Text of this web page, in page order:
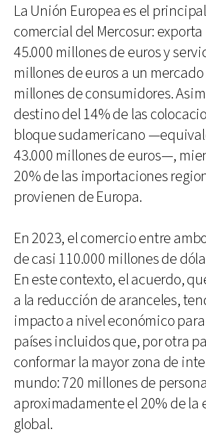
La Unión Europea es el
comercial del Mercosur:
45.000 millones de euros y
millones de euros a un mercado
millones de consumidores.
destino del 14% de las
bloque sudamericano
43.000 millones de euros—,
20% de las importaciones
provienen de Europa.
En 2023, el comercio entre
de casi 110.000 millones de
En este contexto, el acuerdo,
a la reducción de aranceles,
impacto a nivel económico
países incluidos que, por otra
conformar la mayor zona de
mundo: 720 millones de
aproximadamente el 20% de la
global.